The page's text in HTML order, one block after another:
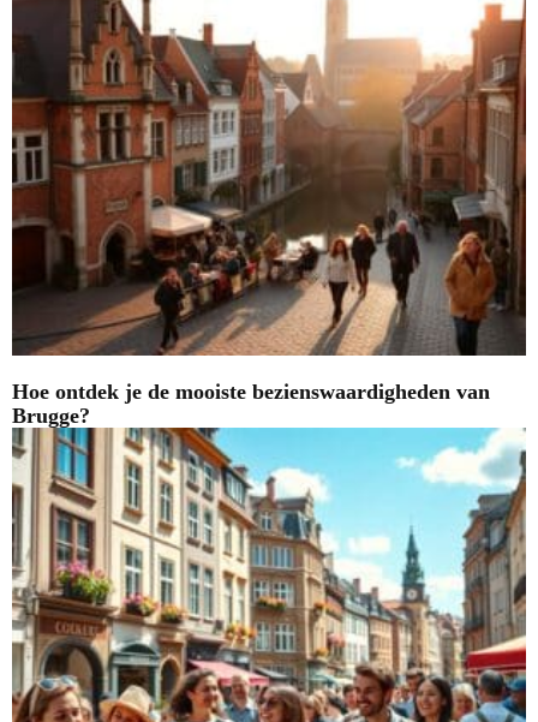
Hoe ontdek je de mooiste bezienswaardigheden van
Brugge?